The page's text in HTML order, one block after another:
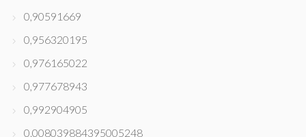
0,90591669
0,956320195
0,976165022
0,977678943
0,992904905
0.008039884395005248